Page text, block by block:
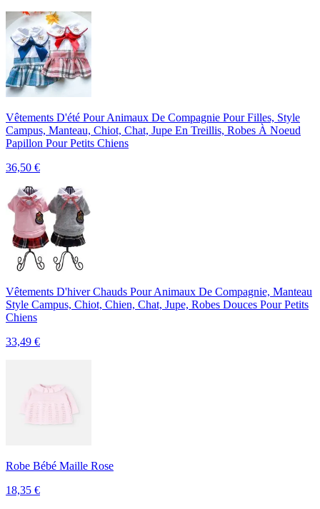
Vêtements D'été Pour Animaux De Compagnie Pour Filles, Style
Campus, Manteau, Chiot, Chat, Jupe En Treillis, Robes À Noeud
Papillon Pour Petits Chiens
36,50 €
Vêtements D'hiver Chauds Pour Animaux De Compagnie, Manteau
Style Campus, Chiot, Chien, Chat, Jupe, Robes Douces Pour Petits
Chiens
33,49 €
Robe Bébé Maille Rose
18,35 €